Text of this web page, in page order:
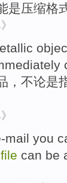
是压缩格
， 不论是
mail you
file can be